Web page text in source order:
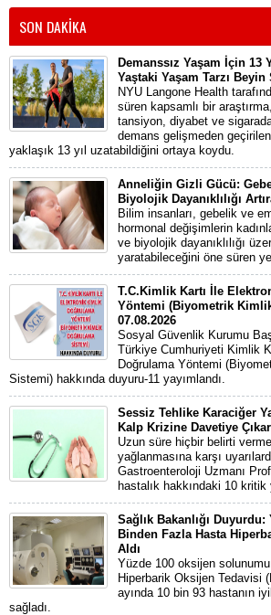
SON DAKİKA
Demanssız Yaşam İçin 13
Yaştaki Yaşam Tarzı Beyin
NYU Langone Health
süren kapsamlı bir
tansiyon, diyabet ve
demans gelişmeden
yaklaşık 13 yıl uzatabildiğini ortaya koydu.
Anneliğin Gizli Gücü:
Biyolojik Dayanıklılığı
Bilim insanları, gebelik ve
hormonal değişimlerin
ve biyolojik dayanıklılığı
yaratabileceğini öne süren
T.C.Kimlik Kartı İle
Yöntemi (Biyometrik
07.08.2026
Sosyal Güvenlik Kurumu
Türkiye Cumhuriyeti Kimlik
Doğrulama Yöntemi
Sistemi) hakkında duyuru-11 yayımlandı.
Sessiz Tehlike Karaciğer
Kalp Krizine Davetiye
Uzun süre hiçbir belirti
yağlanmasına karşı
Gastroenteroloji Uzmanı
hastalık hakkındaki 10 kritik
Sağlık Bakanlığı Duyurdu:
Binden Fazla Hasta
Aldı
Yüzde 100 oksijen
Hiperbarik Oksijen Tedavisi
ayında 10 bin 93 hastanın
sağladı.